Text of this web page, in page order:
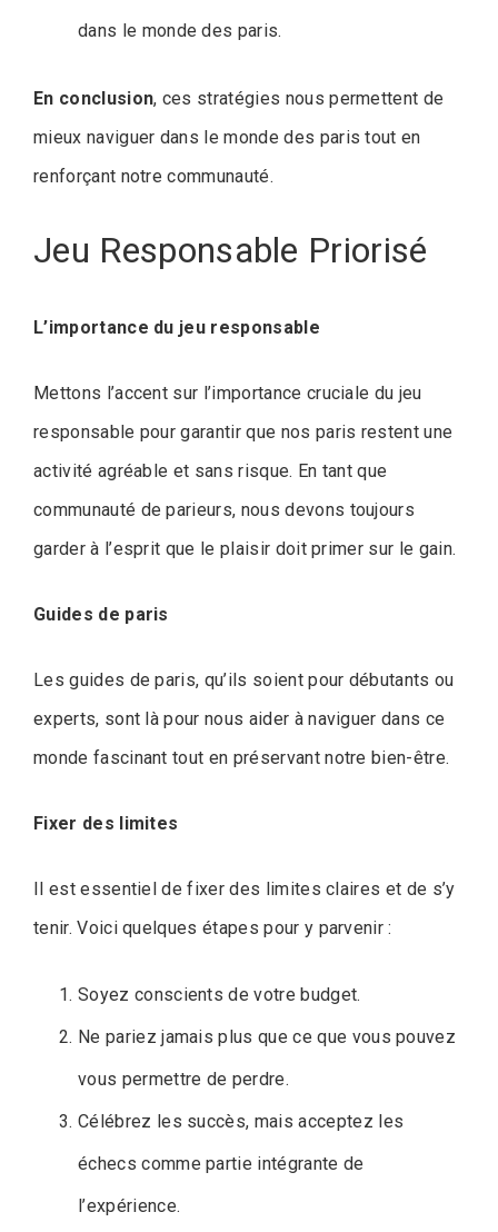
dans le monde des paris.
En conclusion, ces stratégies nous permettent de
mieux naviguer dans le monde des paris tout en
renforçant notre communauté.
Jeu Responsable Priorisé
L’importance du jeu responsable
Mettons l’accent sur l’importance cruciale du jeu
responsable pour garantir que nos paris restent une
activité agréable et sans risque. En tant que
communauté de parieurs, nous devons toujours
garder à l’esprit que le plaisir doit primer sur le gain.
Guides de paris
Les guides de paris, qu’ils soient pour débutants ou
experts, sont là pour nous aider à naviguer dans ce
monde fascinant tout en préservant notre bien-être.
Fixer des limites
Il est essentiel de fixer des limites claires et de s’y
tenir. Voici quelques étapes pour y parvenir :
Soyez conscients de votre budget.
Ne pariez jamais plus que ce que vous pouvez
vous permettre de perdre.
Célébrez les succès, mais acceptez les
échecs comme partie intégrante de
l’expérience.